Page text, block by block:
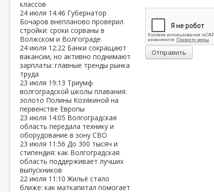
классов
24 июля 14:46 Губернатор
Бочаров внепланово проверил
стройки: сроки сорваны в
Волжском и Волгограде
24 июля 12:22 Банки сокращают
вакансии, но активно поднимают
зарплаты: главные тренды рынка
труда
23 июля 19:13 Триумф
волгоградской школы плавания:
золото Полины Козякиной на
первенстве Европы
23 июля 14:05 Волгоградская
область передала технику и
оборудование в зону СВО
23 июля 11:56 До 300 тысяч и
стипендия: как Волгоградская
область поддерживает лучших
выпускников
22 июля 11:10Жильё стало
ближе: как маткапитал помогает
Отправить